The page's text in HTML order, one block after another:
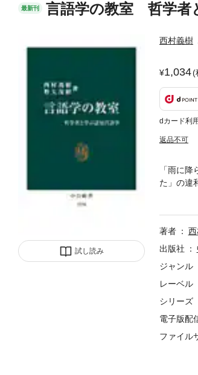
最新刊 言語学の教室 哲学者
試し読み
西村義樹
1,034(
dカード利
返品不可
「雨に
た」の違
つける
著者
出版社
ジャンル
レーベル
シリーズ
電子版配
ファイル